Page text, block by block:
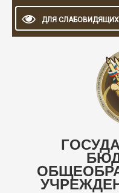
ДЛЯ СЛАБОВИДЯЩИХ